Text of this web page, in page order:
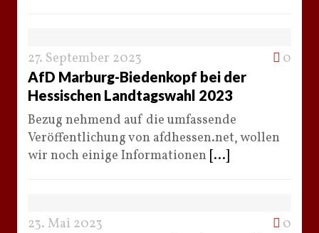
27. September 2023 0
AfD Marburg-Biedenkopf bei der
Hessischen Landtagswahl 2023
Bezug nehmend auf die umfassende
Veröffentlichung von afdhessen.net, wollen
wir noch einige Informationen [...]
23. Mai 2023 0